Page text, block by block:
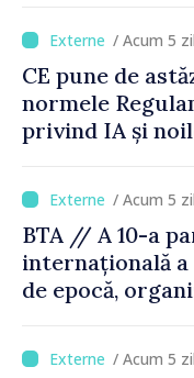
capacitate
/ Acum 5
CE pune de
normele
privind IA și
/ Acum 5
BTA // A 10-a
internațională
de epocă,
/ Acum 5